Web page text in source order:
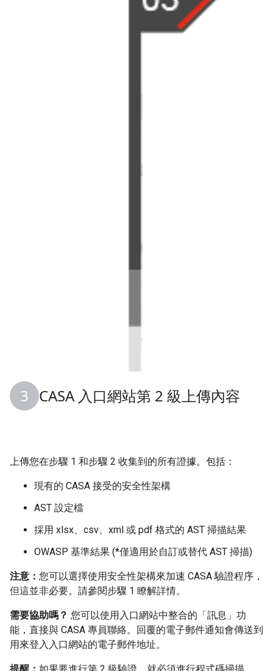
CASA 入口網站第 2 級上傳內容
上傳您在步驟 1 和步驟 2 收集到的所有證據。包括：
現有的 CASA 接受的安全性架構
AST 設定檔
採用 xlsx、csv、xml 或 pdf 格式的 AST 掃描結果
OWASP 基準結果 (*僅適用於自訂或替代 AST 掃描)
注意： 您可以選擇使用安全性架構來加速 CASA 驗證程序，
但這並非必要。請參閱步驟 1 瞭解詳情。
需要協助嗎？ 您可以使用入口網站中整合的「訊息」功
能，直接與 CASA 專員聯絡。回覆的電子郵件通知會傳送到
用來登入入口網站的電子郵件地址。
提醒 ： 如果要進行第 2 級驗證，就必須進行程式碼掃描。